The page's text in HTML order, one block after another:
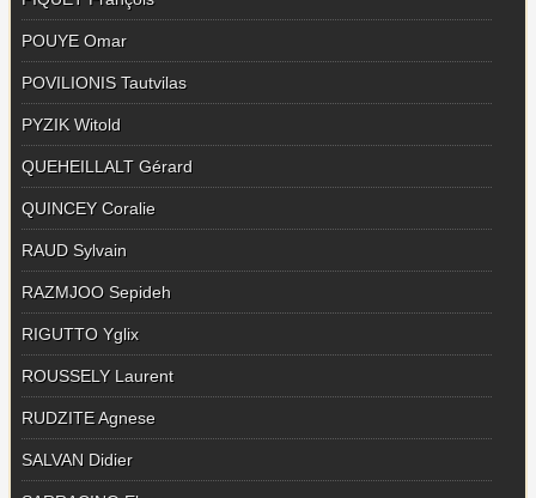
POUYE Omar
POVILIONIS Tautvilas
PYZIK Witold
QUEHEILLALT Gérard
QUINCEY Coralie
RAUD Sylvain
RAZMJOO Sepideh
RIGUTTO Yglix
ROUSSELY Laurent
RUDZITE Agnese
SALVAN Didier